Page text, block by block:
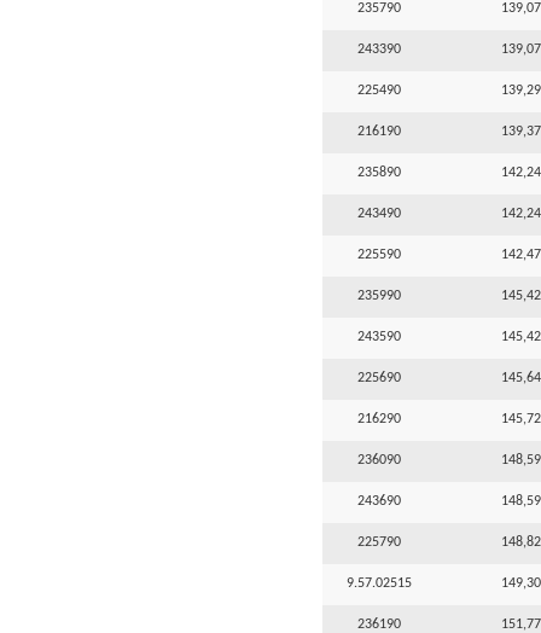
235790
243390
225490
216190
235890
243490
225590
235990
243590
225690
216290
236090
243690
225790
9.57.02515
236190